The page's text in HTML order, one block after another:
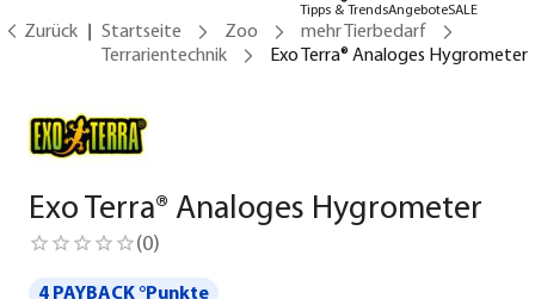
Tipps & TrendsAngeboteSALE
Zurück Startseite Zoo
mehr Tierbedarf
Terrarientechnik
Exo Terra® Analoges Hygrometer
Exo Terra® Analoges Hygrometer
(0)
4 PAYBACK °Punkte